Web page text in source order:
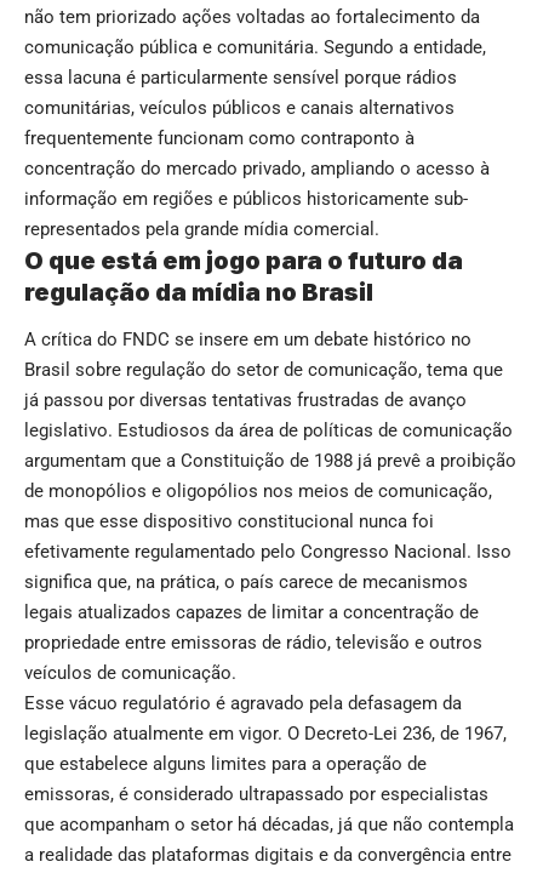
não tem priorizado ações voltadas ao fortalecimento da
comunicação pública e comunitária. Segundo a entidade,
essa lacuna é particularmente sensível porque rádios
comunitárias, veículos públicos e canais alternativos
frequentemente funcionam como contraponto à
concentração do mercado privado, ampliando o acesso à
informação em regiões e públicos historicamente sub-
representados pela grande mídia comercial.
O que está em jogo para o futuro da
regulação da mídia no Brasil
A crítica do FNDC se insere em um debate histórico no
Brasil sobre regulação do setor de comunicação, tema que
já passou por diversas tentativas frustradas de avanço
legislativo. Estudiosos da área de políticas de comunicação
argumentam que a Constituição de 1988 já prevê a proibição
de monopólios e oligopólios nos meios de comunicação,
mas que esse dispositivo constitucional nunca foi
efetivamente regulamentado pelo Congresso Nacional. Isso
significa que, na prática, o país carece de mecanismos
legais atualizados capazes de limitar a concentração de
propriedade entre emissoras de rádio, televisão e outros
veículos de comunicação.
Esse vácuo regulatório é agravado pela defasagem da
legislação atualmente em vigor. O Decreto-Lei 236, de 1967,
que estabelece alguns limites para a operação de
emissoras, é considerado ultrapassado por especialistas
que acompanham o setor há décadas, já que não contempla
a realidade das plataformas digitais e da convergência entre